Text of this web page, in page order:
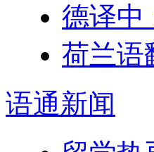
德译中
荷兰
语通新闻